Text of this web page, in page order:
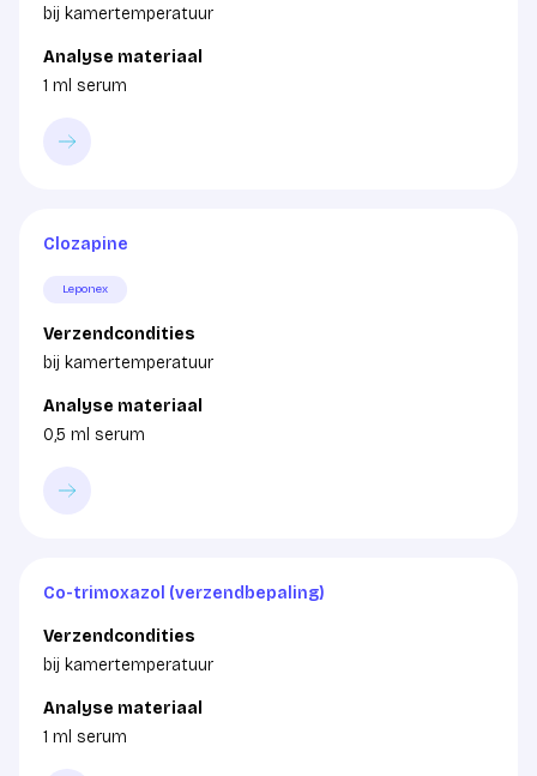
bij kamertemperatuur
Analyse materiaal
1 ml serum
Clozapine
Leponex
Verzendcondities
bij kamertemperatuur
Analyse materiaal
0,5 ml serum
Co-trimoxazol (verzendbepaling)
Verzendcondities
bij kamertemperatuur
Analyse materiaal
1 ml serum